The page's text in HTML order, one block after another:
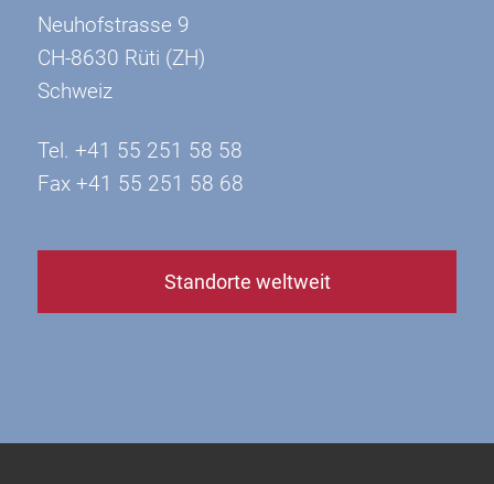
Neuhofstrasse 9
CH-8630 Rüti (ZH)
Schweiz
Tel. +41 55 251 58 58
Fax +41 55 251 58 68
Standorte weltweit